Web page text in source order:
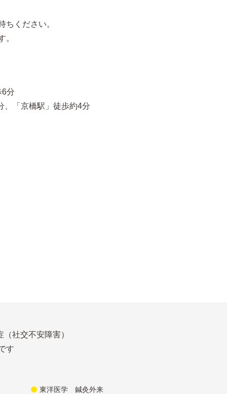
ちください。
。
6分
、「京橋駅」徒歩約4分
社交不安障害）
す
東洋医学 鍼灸外来